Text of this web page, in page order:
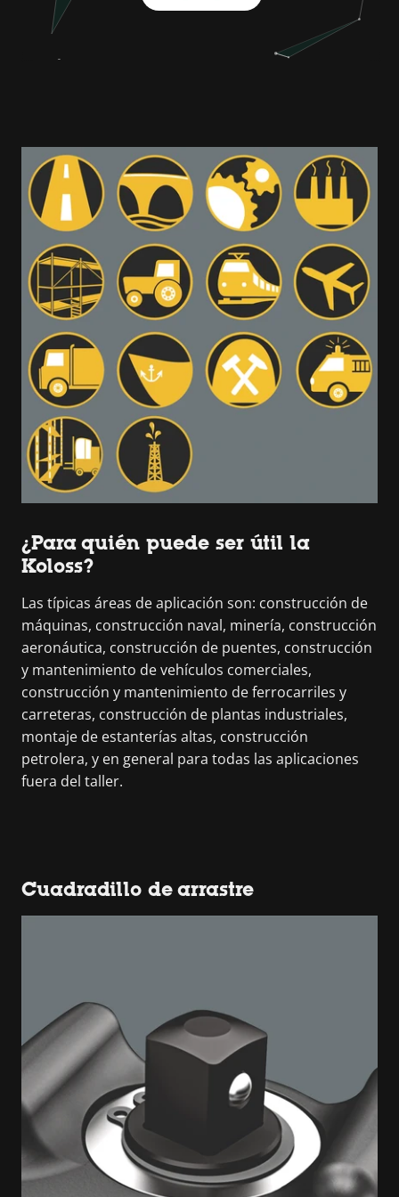
¿Para quién puede ser útil la
Koloss?
Las típicas áreas de aplicación son: construcción de
máquinas, construcción naval, minería, construcción
aeronáutica, construcción de puentes, construcción
y mantenimiento de vehículos comerciales,
construcción y mantenimiento de ferrocarriles y
carreteras, construcción de plantas industriales,
montaje de estanterías altas, construcción
petrolera, y en general para todas las aplicaciones
fuera del taller.
Cuadradillo de arrastre